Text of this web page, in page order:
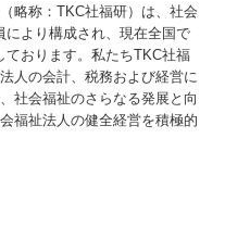
略称：TKC社福研）は、社会
により構成され、現在全国で
ております。私たちTKC社福
人の会計、税務および経営に
社会福祉のさらなる発展と向
福祉法人の健全経営を積極的